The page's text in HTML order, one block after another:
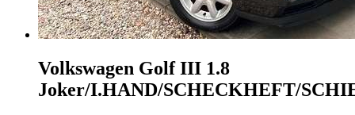
Volkswagen Golf III 1.8
Joker/I.HAND/SCHECKHEFT/